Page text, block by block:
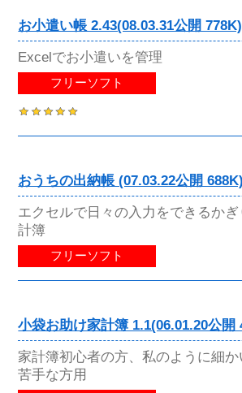
お小遣い帳 2.43(08.03.31公開 778K)
Excelでお小遣いを管理
フリーソフト
おうちの出納帳 (07.03.22公開 688K)
エクセルで日々の入力をできるか
計簿
フリーソフト
小袋お助け家計簿 1.1(06.01.20公開
家計簿初心者の方、私のように細
苦手な方用